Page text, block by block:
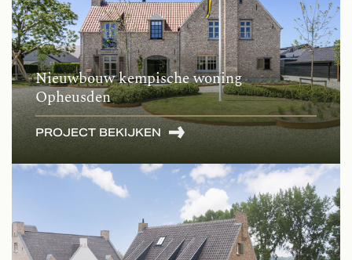
Nieuwbouw kempische woning
Opheusden
PROJECT BEKIJKEN